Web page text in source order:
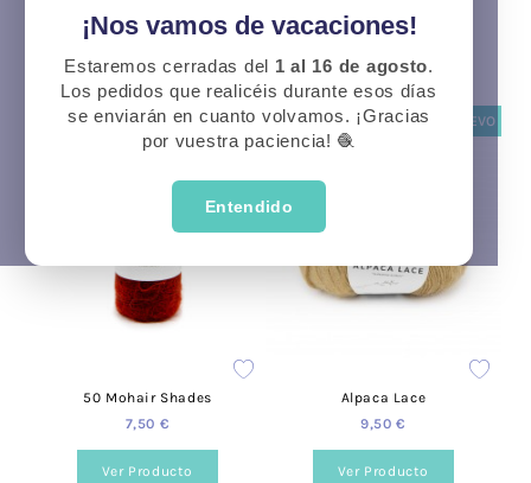
¡Nos vamos de vacaciones!
Estaremos cerradas del 1 al 16 de agosto.
Los pedidos que realicéis durante esos días
se enviarán en cuanto volvamos. ¡Gracias
por vuestra paciencia! 🧶
Entendido
50 Mohair Shades
7,50 €
Ver Producto
Alpaca Lace
NUEVO
9,50 €
Ver Producto